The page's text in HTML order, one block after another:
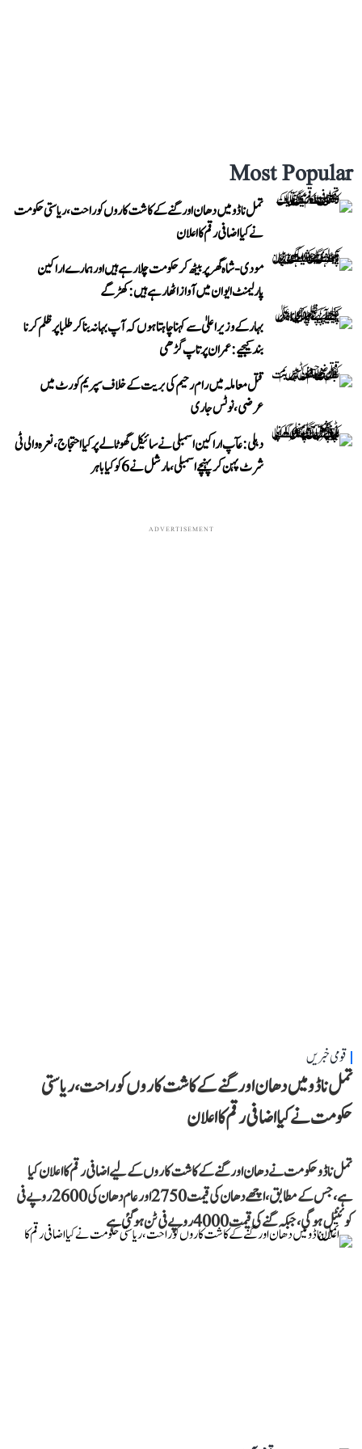
Most Popular
تمل ناڈو میں دھان اور گنے کے کاشت کاروں کو راحت، ریاستی حکومت
نے کیا اضافی رقم کا اعلان
مودی-شاہ گھر پر بیٹھ کر حکومت چلا رہے ہیں اور ہمارے اراکین
پارلیمنٹ ایوان میں آواز اٹھا رہے ہیں: کھڑگے
بہار کے وزیر اعلیٰ سے کہنا چاہتا ہوں کہ آپ بہانہ بنا کر طلبا پر ظلم کرنا
بند کیجیے: عمران پرتاپ گڑھی
قتل معاملہ میں رام رحیم کی بریت کے خلاف سپریم کورٹ میں
عرضی، نوٹس جاری
دہلی: عآپ اراکین اسمبلی نے سائیکل گھوٹالے پر کیا احتجاج، نعرہ والی ٹی
شرٹ پہن کر پہنچے اسمبلی، مارشل نے 6 کو کیا باہر
ADVERTISEMENT
قومی خبریں
تمل ناڈو میں دھان اور گنے کے کاشت کاروں کو راحت، ریاستی
حکومت نے کیا اضافی رقم کا اعلان
تمل ناڈو حکومت نے دھان اور گنے کے کاشت کاروں کے لیے اضافی رقم کا اعلان کیا
ہے، جس کے مطابق، اچھے دھان کی قیمت 2750 اور عام دھان کی 2600 روپے فی
کوئنٹل ہوگی، جبکہ گنے کی قیمت 4000 روپے فی ٹن ہو گئی ہے